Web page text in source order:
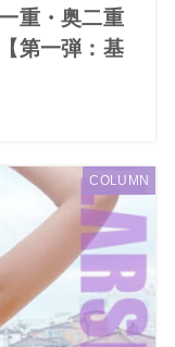
重・奥二重
第一弾：基
COLUMN